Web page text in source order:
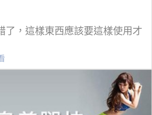
了，這樣東西應該要這樣使用才